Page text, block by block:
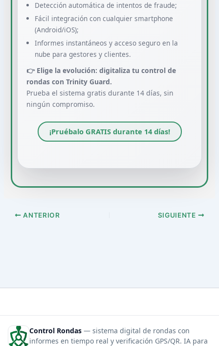
Detección automática de intentos de fraude;
Fácil integración con cualquier smartphone
(Android/iOS);
Informes instantáneos y acceso seguro en la
nube para gestores y clientes.
👉 Elige la evolución: digitaliza tu control de
rondas con Trinity Guard.
Prueba el sistema gratis durante 14 días, sin
ningún compromiso.
¡Pruébalo GRATIS durante 14 días!
ANTERIOR SIGUIENTE
Control Rondas — sistema digital de rondas con
informes en tiempo real y verificación GPS/QR. IA para